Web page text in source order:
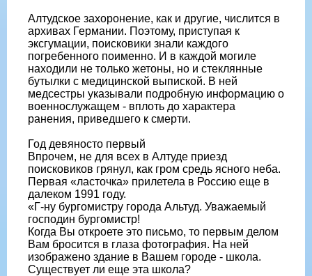
Алтудское захоронение, как и другие, числится в
архивах Германии. Поэтому, приступая к
эксгумации, поисковики знали каждого
погребенного поименно. И в каждой могиле
находили не только жетоны, но и стеклянные
бутылки с медицинской выпиской. В ней
медсестры указывали подробную информацию о
военнослужащем - вплоть до характера
ранения, приведшего к смерти.
Год девяносто первый
Впрочем, не для всех в Алтуде приезд
поисковиков грянул, как гром средь ясного неба.
Первая «ласточка» прилетела в Россию еще в
далеком 1991 году.
«Г-ну бургомистру города Альтуд. Уважаемый
господин бургомистр!
Когда Вы откроете это письмо, то первым делом
Вам бросится в глаза фотография. На ней
изображено здание в Вашем городе - школа.
Существует ли еще эта школа?